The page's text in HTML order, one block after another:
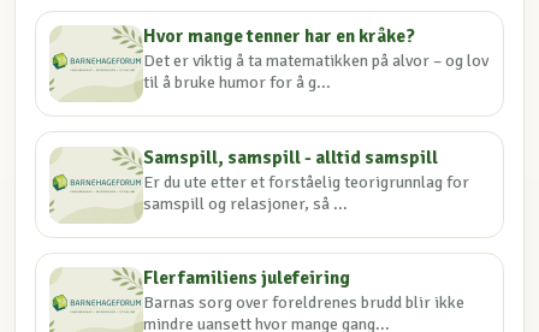
Hvor mange tenner har en kråke?
Det er viktig å ta matematikken på alvor – og lov
til å bruke humor for å g...
Samspill, samspill - alltid samspill
Er du ute etter et forståelig teorigrunnlag for
samspill og relasjoner, så ...
Flerfamiliens julefeiring
Barnas sorg over foreldrenes brudd blir ikke
mindre uansett hvor mange gang...